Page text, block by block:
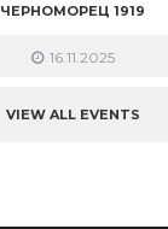
ЧЕРНОМОРЕЦ 1919
16.11.2025
VIEW ALL EVENTS